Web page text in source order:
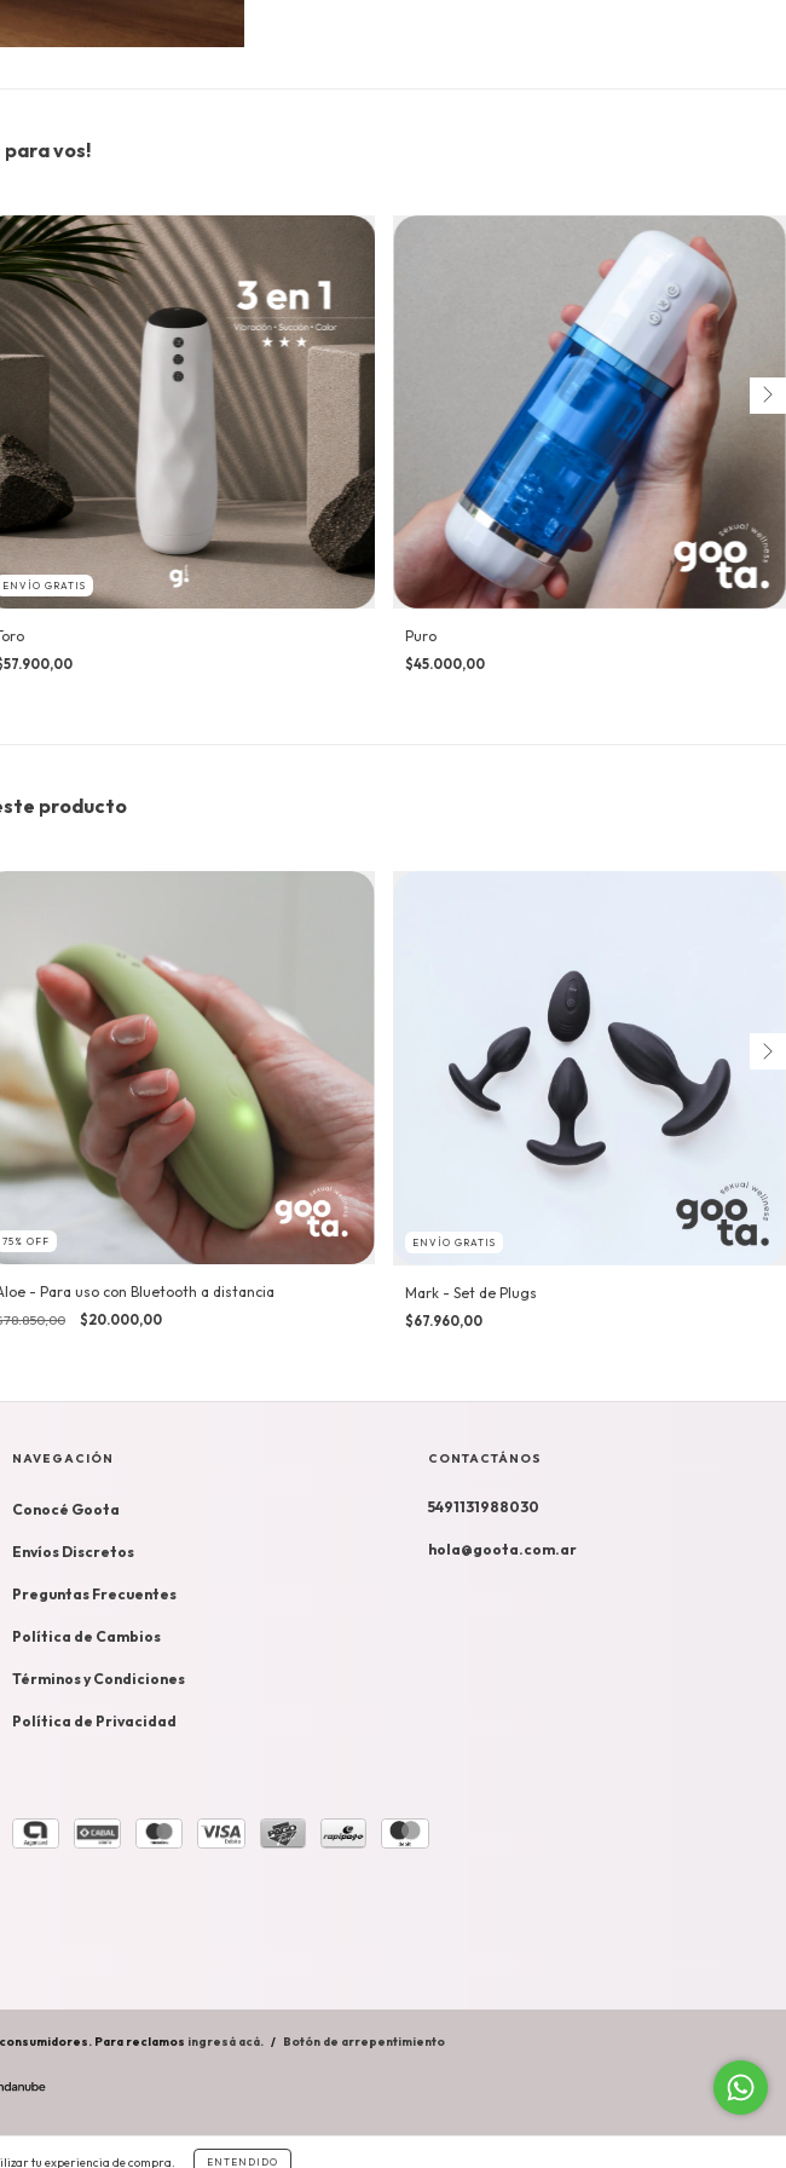
tu experiencia de compra. ENTENDIDO
para vos!
ENVÍO GRATIS
Puro
$45.000,00
producto
75 % OFF
- Para uso con Bluetooth a distancia
$20.000,00
ENVÍO GRATIS
Mark - Set de Plugs
$67.960,00
NAVEGACIÓN
Conocé Goota
Envíos Discretos
Preguntas Frecuentes
Política de Cambios
Términos y Condiciones
Política de Privacidad
CONTACTÁNOS
5491131988030
hola@goota.com.ar
Para reclamos ingresá acá. / Botón de arrepentimiento